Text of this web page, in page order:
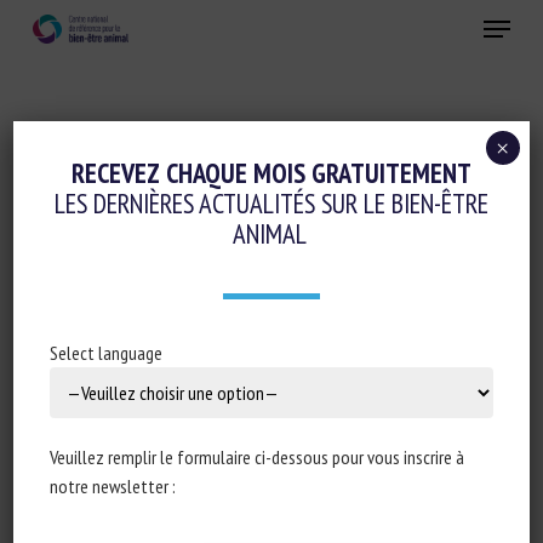
Menu
Conduite d'élevage et relations humain-animal
FISH WELFARE IMPROVEMENTS IN
Type de document : rapport publié par la
Fish Welfare
Initiative
RECEVEZ CHAQUE MOIS GRATUITEMENT
LES DERNIÈRES ACTUALITÉS SUR LE BIEN-ÊTRE
ANIMAL
Select language
Veuillez remplir le formulaire ci-dessous pour vous inscrire à
notre newsletter :
×